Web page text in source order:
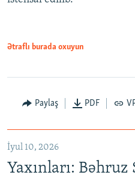
Ətraflı burada oxuyun
Paylaş PDF
İyul 10, 2026
Yaxınları: